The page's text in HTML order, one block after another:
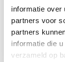
informatie over
partners voor
partners
informatie die
verzameld op
Plaatwerkset
voor Piaggio
€326,29
leverancier